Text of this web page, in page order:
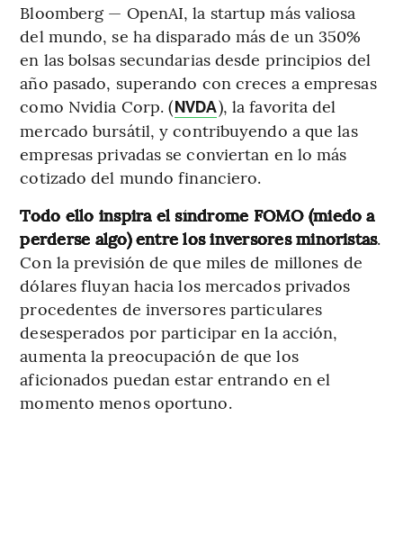
Bloomberg — OpenAI, la startup más valiosa
del mundo, se ha disparado más de un 350%
en las bolsas secundarias desde principios del
año pasado, superando con creces a empresas
como Nvidia Corp. (NVDA), la favorita del
mercado bursátil, y contribuyendo a que las
empresas privadas se conviertan en lo más
cotizado del mundo financiero.
Todo ello inspira el síndrome FOMO (miedo a
perderse algo) entre los inversores minoristas.
Con la previsión de que miles de millones de
dólares fluyan hacia los mercados privados
procedentes de inversores particulares
desesperados por participar en la acción,
aumenta la preocupación de que los
aficionados puedan estar entrando en el
momento menos oportuno.